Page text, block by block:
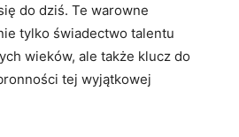
do ⁢dziś. ​Te​ warowne
tylko świadectwo talentu
wieków, ‍ale także klucz do
tej wyjątkowej